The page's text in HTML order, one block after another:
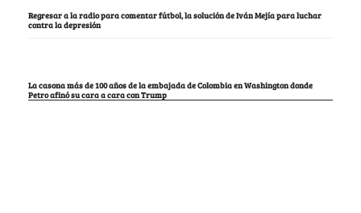
Regresar a la radio para comentar fútbol, la solución de Iván Mejía para luchar
contra la depresión
La casona más de 100 años de la embajada de Colombia en Washington donde
Petro afinó su cara a cara con Trump